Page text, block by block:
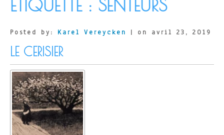
ÉTIQUETTE : SENTEURS
Posted by: Karel Vereycken | on avril 23, 2019
LE CERISIER